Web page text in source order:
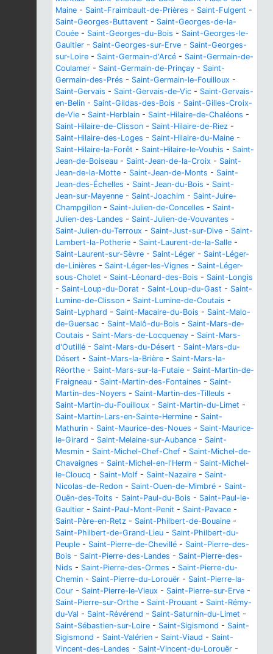
Maine - Saint-Fraimbault-de-Prières - Saint-Fulgent -
Saint-Georges-Buttavent - Saint-Georges-de-la-
Couée - Saint-Georges-du-Bois - Saint-Georges-le-
Gaultier - Saint-Georges-sur-Erve - Saint-Georges-
sur-Loire - Saint-Germain-d'Arcé - Saint-Germain-de-
Coulamer - Saint-Germain-de-Prinçay - Saint-
Germain-des-Prés - Saint-Germain-le-Fouilloux -
Saint-Gervais - Saint-Gervais-de-Vic - Saint-Gervais-
en-Belin - Saint-Gildas-des-Bois - Saint-Gilles-Croix-
de-Vie - Saint-Herblain - Saint-Hilaire-de-Chaléons -
Saint-Hilaire-de-Clisson - Saint-Hilaire-de-Riez -
Saint-Hilaire-des-Loges - Saint-Hilaire-du-Maine -
Saint-Hilaire-la-Forêt - Saint-Hilaire-le-Vouhis - Saint-
Jean-de-Boiseau - Saint-Jean-de-la-Croix - Saint-
Jean-de-la-Motte - Saint-Jean-de-Monts - Saint-
Jean-des-Échelles - Saint-Jean-du-Bois - Saint-
Jean-sur-Mayenne - Saint-Joachim - Saint-Juire-
Champgillon - Saint-Julien-de-Concelles - Saint-
Julien-des-Landes - Saint-Julien-de-Vouvantes -
Saint-Julien-du-Terroux - Saint-Just-sur-Dive - Saint-
Lambert-la-Potherie - Saint-Laurent-de-la-Salle -
Saint-Laurent-sur-Sèvre - Saint-Léger - Saint-Léger-
de-Linières - Saint-Léger-les-Vignes - Saint-Léger-
sous-Cholet - Saint-Léonard-des-Bois - Saint-Longis
- Saint-Loup-du-Dorat - Saint-Loup-du-Gast - Saint-
Lumine-de-Clisson - Saint-Lumine-de-Coutais -
Saint-Lyphard - Saint-Macaire-du-Bois - Saint-Malo-
de-Guersac - Saint-Malô-du-Bois - Saint-Mars-de-
Coutais - Saint-Mars-de-Locquenay - Saint-Mars-
d'Outillé - Saint-Mars-du-Désert - Saint-Mars-du-
Désert - Saint-Mars-la-Brière - Saint-Mars-la-
Réorthe - Saint-Mars-sur-la-Futaie - Saint-Martin-de-
Fraigneau - Saint-Martin-des-Fontaines - Saint-
Martin-des-Noyers - Saint-Martin-des-Tilleuls -
Saint-Martin-du-Fouilloux - Saint-Martin-du-Limet -
Saint-Martin-Lars-en-Sainte-Hermine - Saint-
Mathurin - Saint-Maurice-des-Noues - Saint-Maurice-
le-Girard - Saint-Melaine-sur-Aubance - Saint-
Mesmin - Saint-Michel-Chef-Chef - Saint-Michel-de-
Chavaignes - Saint-Michel-en-l'Herm - Saint-Michel-
le-Cloucq - Saint-Molf - Saint-Nazaire - Saint-
Nicolas-de-Redon - Saint-Ouen-de-Mimbré - Saint-
Ouën-des-Toits - Saint-Paul-du-Bois - Saint-Paul-le-
Gaultier - Saint-Paul-Mont-Penit - Saint-Pavace -
Saint-Père-en-Retz - Saint-Philbert-de-Bouaine -
Saint-Philbert-de-Grand-Lieu - Saint-Philbert-du-
Peuple - Saint-Pierre-de-Chevillé - Saint-Pierre-des-
Bois - Saint-Pierre-des-Landes - Saint-Pierre-des-
Nids - Saint-Pierre-des-Ormes - Saint-Pierre-du-
Chemin - Saint-Pierre-du-Lorouër - Saint-Pierre-la-
Cour - Saint-Pierre-le-Vieux - Saint-Pierre-sur-Erve -
Saint-Pierre-sur-Orthe - Saint-Prouant - Saint-Rémy-
du-Val - Saint-Révérend - Saint-Saturnin-du-Limet -
Saint-Sébastien-sur-Loire - Saint-Sigismond - Saint-
Sigismond - Saint-Valérien - Saint-Viaud - Saint-
Vincent-des-Landes - Saint-Vincent-du-Lorouër -